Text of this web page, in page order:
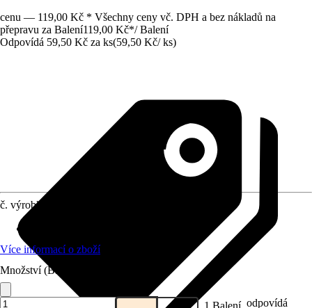
cenu — 119,00 Kč * Všechny ceny vč. DPH a bez nákladů na
přepravu za Balení119,00 Kč*/ Balení
Odpovídá 59,50 Kč za ks(59,50 Kč/ ks)
č. výrobku
Více informací o zboží
Množství (Balení)
1 Balení odpovídá